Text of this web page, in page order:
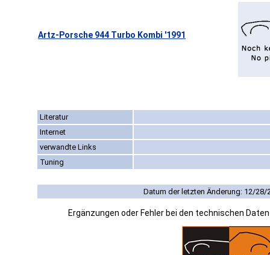
Artz-Porsche 944 Turbo Kombi '1991
Literatur
Internet
verwandte Links
Tuning
Datum der letzten Änderung: 12/28/
Ergänzungen oder Fehler bei den technischen